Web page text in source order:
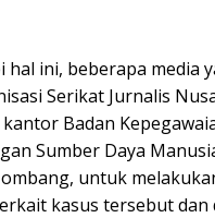
hal ini, beberapa media
Serikat Jurnalis
Badan
Sumber Daya
untuk
kasus tersebut dan